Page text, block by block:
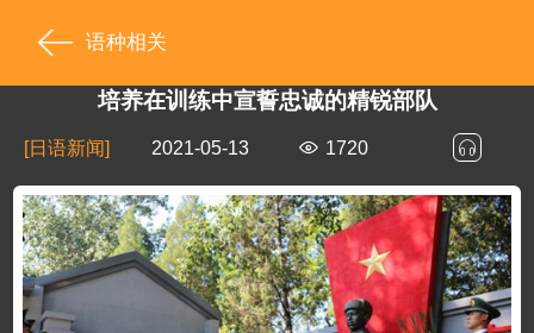
语种相关
培养在训练中宣誓忠诚的精锐部队
[日语新闻] 2021-05-13 1720